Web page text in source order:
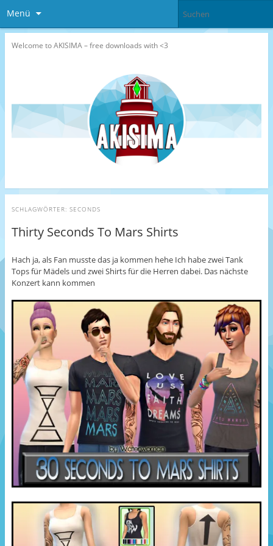
Menü
Welcome to AKISIMA – free downloads with <3
SCHLAGWÖRTER: SECONDS
Thirty Seconds To Mars Shirts
Hach ja, als Fan musste das ja kommen hehe Ich habe zwei Tank
Tops für Mädels und zwei Shirts für die Herren dabei. Das nächste
Konzert kann kommen